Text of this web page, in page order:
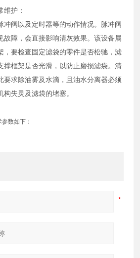
维护：
冲阀以及定时器等的动作情况。脉冲阀
故障，会直接影响清灰效果。该设备属
，要检查固定滤袋的零件是否松驰，滤
撑框架是否光滑，以防止磨损滤袋。清
要求除油雾及水滴，且油水分离器必须
失灵及滤袋的堵塞。
参数如下：